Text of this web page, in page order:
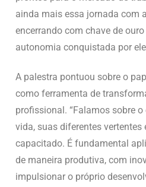
ainda mais essa jornada com
encerrando com chave de
autonomia conquistada por
A palestra pontuou sobre o
como ferramenta de
profissional. “Falamos sobre
vida, suas diferentes
capacitado. É fundamental
de maneira produtiva, com
impulsionar o próprio